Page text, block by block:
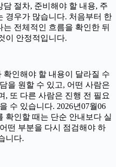
절차, 준비해야 할 내용, 주
경우가 많습니다. 처음부터 한
전체적인 흐름을 확인한 뒤
이 안정적입니다.
인해야 할 내용이 달라질 수
을 원할 수 있고, 어떤 사람은
, 또 다른 사람은 진행 전 필요
수 있습니다. 2026년07월06
확인할 때는 단순 안내보다 실
떤 부분을 다시 점검해야 하
니다.